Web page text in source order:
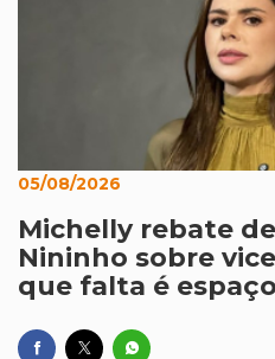
05/08/2026
Michelly rebate
Nininho sobre
que falta é